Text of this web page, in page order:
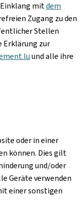
mitdem
Zugang zu den
Stellen
Erklärung zur
und alle ihre
oder in einer
können. Dies gilt
und/oder
Geräte verwenden
einer sonstigen